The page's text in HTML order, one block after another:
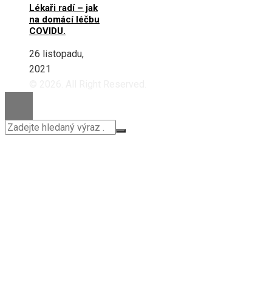
Lékaři radí – jak
na domácí léčbu
COVIDU.
26 listopadu,
2021